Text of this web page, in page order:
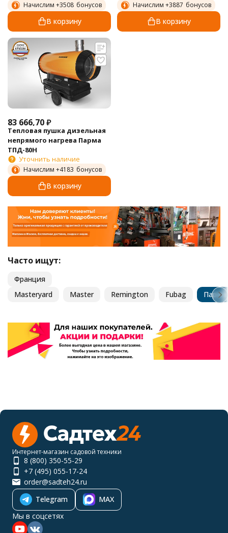
Начислим +3508 бонусов
В корзину
Начислим +3887 бонусов
В корзину
83 666,70₽
Тепловая пушка дизельная
непрямого нагрева Парма
ТПД-80Н
Уточнить наличие
Начислим +4183 бонусов
В корзину
Часто ищут:
Франция
Masteryard
Master Remington Fubag Парма
Интернет-магазин садовой техники
8 (800) 350-55-29
+7 (495) 055-17-24
order@sadteh24.ru
Telegram
MAX
Мы в соцсетях